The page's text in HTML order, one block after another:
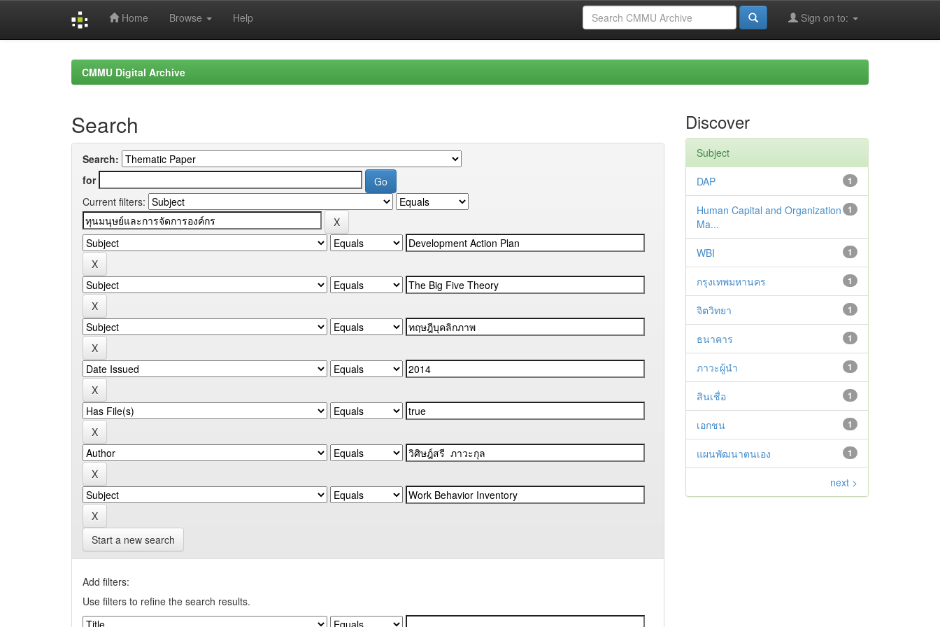
Home Browse Help Sign on to:
CMMU Digital Archive
Search
Search:
for
Current filters:
Start a new search
Add filters:
Use filters to refine the search results.
Discover
Subject
1
DAP
1
Human Capital and Organization
Ma...
1
WBI
1
กรุงเทพมหานคร
1
จิตวิทยา
1
ธนาคาร
1
ภาวะผู้นำ
1
สินเชื่อ
1
เอกชน
1
แผนพัฒนาตนเอง
next >